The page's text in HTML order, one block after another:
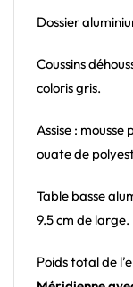
Dossier
Coussins
coloris gris.
Assise :
ouate de
Table basse
9.5 cm de large.
Poids total de